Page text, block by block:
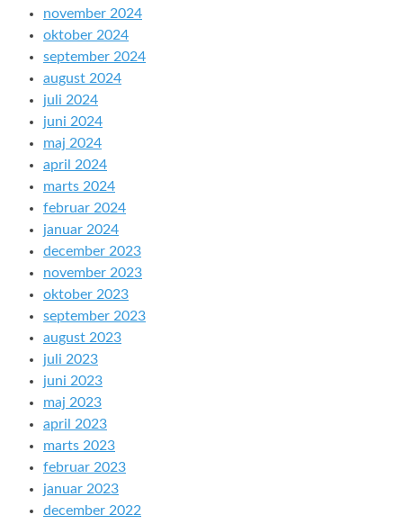
november 2024
oktober 2024
september 2024
august 2024
juli 2024
juni 2024
maj 2024
april 2024
marts 2024
februar 2024
januar 2024
december 2023
november 2023
oktober 2023
september 2023
august 2023
juli 2023
juni 2023
maj 2023
april 2023
marts 2023
februar 2023
januar 2023
december 2022